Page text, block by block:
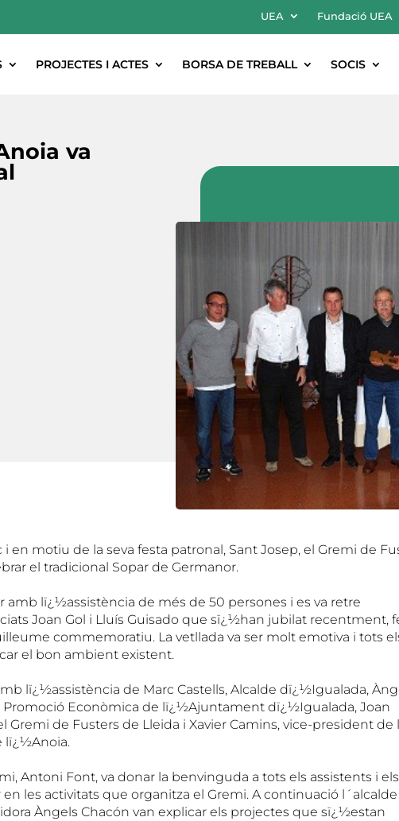
UEA Fundació UEA
PROJECTES I ACTES BORSA DE TREBALL SOCIS
va
i en motiu de la seva festa patronal, Sant Josep, el Gremi de
el tradicional Sopar de Germanor.
amb lï¿½assistència de més de 50 persones i es va retre
Joan Gol i Lluís Guisado que sï¿½han jubilat recentment,
commemoratiu. La vetllada va ser molt emotiva i tots
el bon ambient existent.
lï¿½assistència de Marc Castells, Alcalde dï¿½Igualada,
Promoció Econòmica de lï¿½Ajuntament dï¿½Igualada, Joan
Gremi de Fusters de Lleida i Xavier Camins, vice-president de
lï¿½Anoia.
Antoni Font, va donar la benvinguda a tots els assistents i
les activitats que organitza el Gremi. A continuació l´alcalde
Àngels Chacón van explicar els projectes que sï¿½estan